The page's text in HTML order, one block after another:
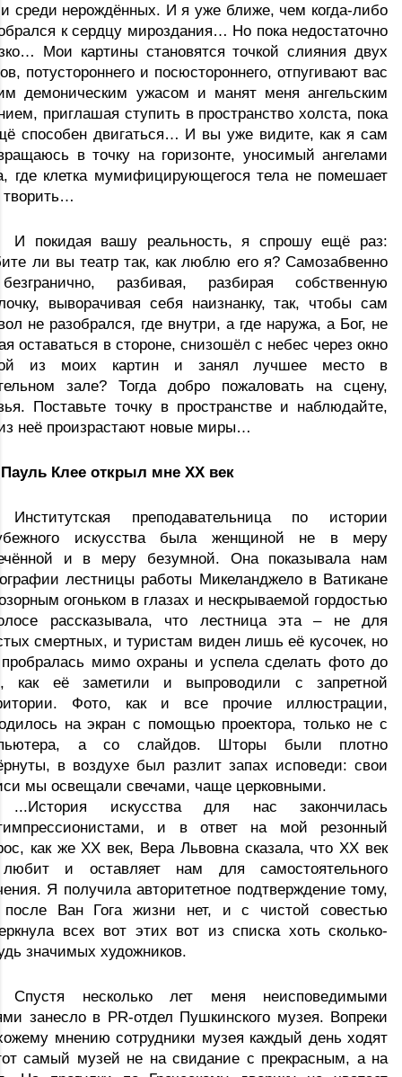
среди нерождённых. И я уже ближе, чем когда-либо
к сердцу мироздания… Но пока недостаточно
Мои картины становятся точкой слияния двух
потустороннего и посюстороннего, отпугивают вас
демоническим ужасом и манят меня ангельским
приглашая ступить в пространство холста, пока
способен двигаться… И вы уже видите, как я сам
в точку на горизонте, уносимый ангелами
где клетка мумифицирующегося тела не помешает
И покидая вашу реальность, я спрошу ещё раз:
ли вы театр так, как люблю его я? Самозабвенно
разбивая, разбирая собственную
выворачивая себя наизнанку, так, чтобы сам
не разобрался, где внутри, а где наружа, а Бог, не
оставаться в стороне, снизошёл с небес через окно
из моих картин и занял лучшее место в
зале? Тогда добро пожаловать на сцену,
Поставьте точку в пространстве и наблюдайте,
неё произрастают новые миры…
Клее открыл мне ХХ век
Институтская преподавательница по истории
искусства была женщиной не в меру
и в меру безумной. Она показывала нам
лестницы работы Микеланджело в Ватикане
огоньком в глазах и нескрываемой гордостью
рассказывала, что лестница эта – не для
смертных, и туристам виден лишь её кусочек, но
мимо охраны и успела сделать фото до
как её заметили и выпроводили с запретной
Фото, как и все прочие иллюстрации,
на экран с помощью проектора, только не с
а со слайдов. Шторы были плотно
в воздухе был разлит запах исповеди: свои
мы освещали свечами, чаще церковными.
...История искусства для нас закончилась
и в ответ на мой резонный
как же ХХ век, Вера Львовна сказала, что ХХ век
и оставляет нам для самостоятельного
Я получила авторитетное подтверждение тому,
после Ван Гога жизни нет, и с чистой совестью
всех вот этих вот из списка хоть сколько-
значимых художников.
Спустя несколько лет меня неисповедимыми
занесло в PR-отдел Пушкинского музея. Вопреки
мнению сотрудники музея каждый день ходят
самый музей не на свидание с прекрасным, а на